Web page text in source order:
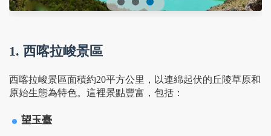
1. 西喀拉峻景區
西喀拉峻景區面積約20平方公里，以連綿起伏的丘陵草原和
原始生態為特色。這裡景點豐富，包括：
望玉臺